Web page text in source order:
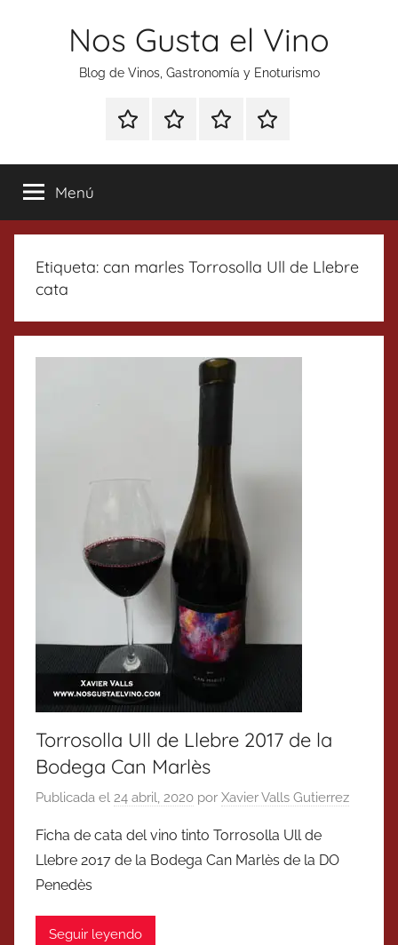
Nos Gusta el Vino
Blog de Vinos, Gastronomía y Enoturismo
Especial
Tonics
Enoturismo
Gastronomía
RankingContacto
Menú
Etiqueta: can marles Torrosolla Ull de Llebre
cata
Torrosolla Ull de Llebre 2017 de la
Bodega Can Marlès
Publicada el 24 abril, 2020 por Xavier Valls Gutierrez
Ficha de cata del vino tinto Torrosolla Ull de
Llebre 2017 de la Bodega Can Marlès de la DO
Penedès
Seguir leyendo